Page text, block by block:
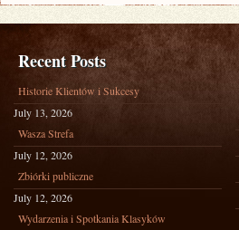
Recent Posts
Historie Klientów i Sukcesy
July 13, 2026
Wasza Strefa
July 12, 2026
Zbiórki publiczne
July 12, 2026
Wydarzenia i Spotkania Klasyków